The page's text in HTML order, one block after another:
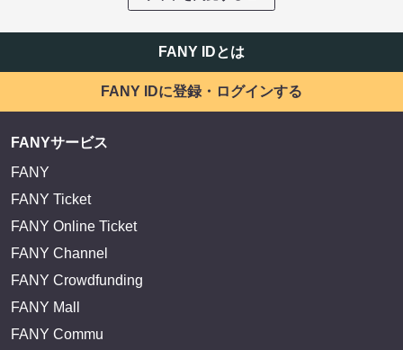
FANY IDとは
FANY IDに登録・ログインする
FANYサービス
FANY
FANY Ticket
FANY Online Ticket
FANY Channel
FANY Crowdfunding
FANY Mall
FANY Commu